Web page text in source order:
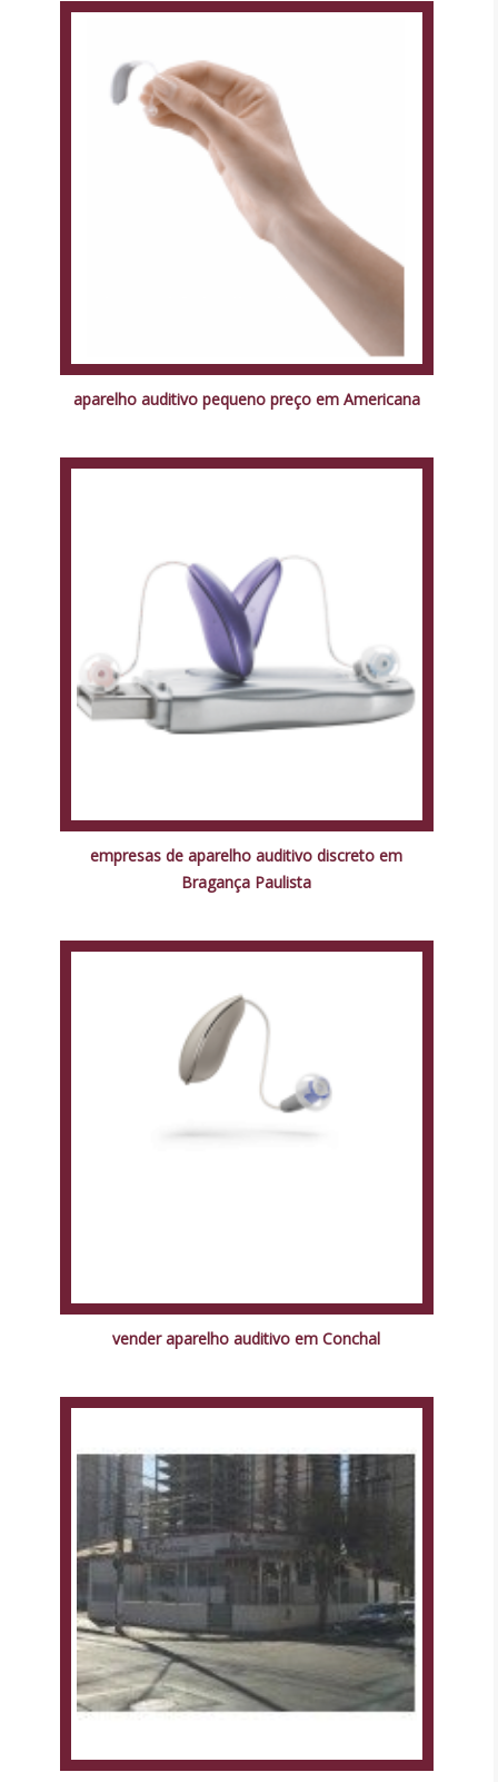
aparelho auditivo pequeno preço em Americana
empresas de aparelho auditivo discreto em
Bragança Paulista
vender aparelho auditivo em Conchal